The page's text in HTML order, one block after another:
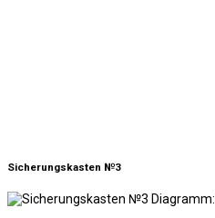
Sicherungskasten №3